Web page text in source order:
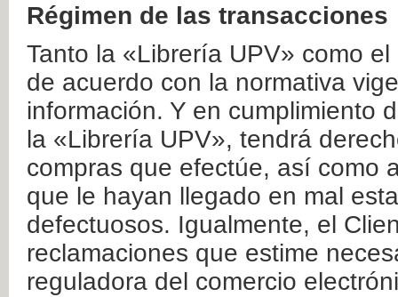
Régimen de las transacciones
Tanto la «Librería UPV» como
de acuerdo con la normativa
información. Y en cumplimiento
la «Librería UPV», tendrá
compras que efectúe, así como
que le hayan llegado en mal
defectuosos. Igualmente, el
reclamaciones que estime
reguladora del comercio